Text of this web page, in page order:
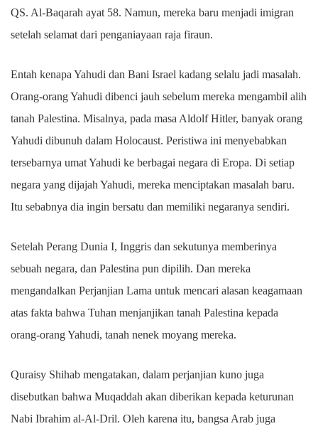
QS. Al-Baqarah ayat 58. Namun, mereka baru menjadi imigran
setelah selamat dari penganiayaan raja firaun.
Entah kenapa Yahudi dan Bani Israel kadang selalu jadi masalah.
Orang-orang Yahudi dibenci jauh sebelum mereka mengambil alih
tanah Palestina. Misalnya, pada masa Aldolf Hitler, banyak orang
Yahudi dibunuh dalam Holocaust. Peristiwa ini menyebabkan
tersebarnya umat Yahudi ke berbagai negara di Eropa. Di setiap
negara yang dijajah Yahudi, mereka menciptakan masalah baru.
Itu sebabnya dia ingin bersatu dan memiliki negaranya sendiri.
Setelah Perang Dunia I, Inggris dan sekutunya memberinya
sebuah negara, dan Palestina pun dipilih. Dan mereka
mengandalkan Perjanjian Lama untuk mencari alasan keagamaan
atas fakta bahwa Tuhan menjanjikan tanah Palestina kepada
orang-orang Yahudi, tanah nenek moyang mereka.
Quraisy Shihab mengatakan, dalam perjanjian kuno juga
disebutkan bahwa Muqaddah akan diberikan kepada keturunan
Nabi Ibrahim al-Al-Dril. Oleh karena itu, bangsa Arab juga